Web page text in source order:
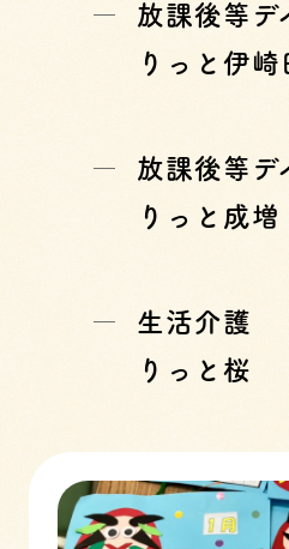
放課後等デ
りっと伊崎
放課後等デ
りっと成増
生活介護
りっと桜